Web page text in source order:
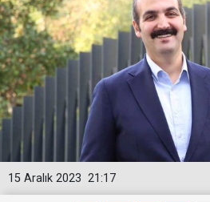
21:17
15 Aralık 2023